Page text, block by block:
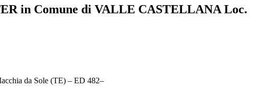
in Comune di VALLE CASTELLANA Loc.
da Sole (TE) – ED 482–